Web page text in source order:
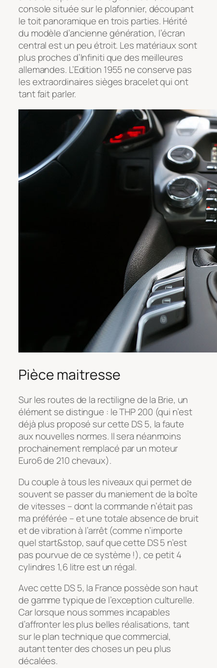
console située sur le plafonnier, découpant
le toit panoramique en trois parties. Hérité
du modèle d’ancienne génération, l’écran
central est un peu étroit. Les matériaux sont
plus proches d’Infiniti que des meilleures
allemandes. L’Edition 1955 ne conserve pas
les extraordinaires sièges bracelet qui ont
tant fait parler.
Pièce maitresse
Sur les routes de la rectiligne de la Brie, un
élément se distingue : le THP 200 (qui n’est
déjà plus proposé sur cette DS 5, la faute
aux nouvelles normes. Il sera néanmoins
prochainement remplacé par un moteur
Euro6 de 210 chevaux).
Du couple à tous les niveaux qui permet de
souvent se passer du maniement de la boîte
de vitesses – dont la commande n’était pas
ma préférée – et une totale absence de bruit
et de vibration à l’arrêt (comme n’importe
quel start&stop, sauf que cette DS 5 n’est
pas pourvue de ce système !), ce petit 4
cylindres 1,6 litre est un régal.
Avec cette DS 5, la France possède son haut
de gamme typique de l’exception culturelle.
Car lorsque nous sommes incapables
d’affronter les plus belles réalisations, tant
sur le plan technique que commercial,
autant tenter des choses un peu plus
décalées.